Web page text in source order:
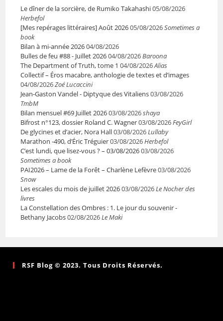
Le dîner de la sorcière, de Rumiko Takahashi05/08/2026
Herbefol
[Mes repérages littéraires] Août 202605/08/2026Sometimes a
book
Bilan à mi-année 202604/08/2026
Bulles de feu #88 - Juillet 202604/08/2026Baroona
The Department of Truth, tome 1 04/08/2026Alias
Collectif – Éros macabre, anthologie de textes et d’images
04/08/2026Zoé Lucaccini
Jean-Gaston Vandel - Diptyque des Vitaliens03/08/2026
TmbM
Bilan mensuel #69 Juillet 202603/08/2026shaya
Bifrost n°123, dossier Roland C. Wagner03/08/2026FeyGirl
De glycines et d’acier, Nora Hall03/08/2026Lullaby
Marathon -490, d’Éric Tréguier03/08/2026Herbefol
C’est lundi, que lisez-vous ? – 03/08/202603/08/2026
Sometimes a book
PAI2026 – Lame de la Forêt – Charlène Lefèvre03/08/2026
Snow
Les escales du mois de juillet 202603/08/2026Le Nocher des
livres
La Constellation des Ombres : 1. Le jour du souvenir -
Bethany Jacobs02/08/2026Le Maki
RSF Blog © 2023. Tous Droits Réservés.